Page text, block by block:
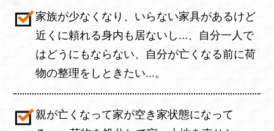
家族が少なくなり、いらない家具があるけど
近くに頼れる身内も居ないし...、自分一人で
はどうにもならない、自分が亡くなる前に荷
物の整理をしときたい...。
親が亡くなって家が空き家状態になって